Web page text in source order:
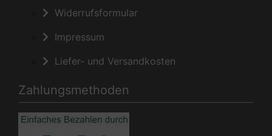
Widerrufsformular
Impressum
Liefer- und Versandkosten
Zahlungsmethoden